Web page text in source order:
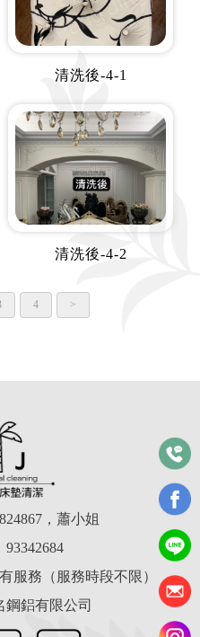
清洗後-4-1
清洗後-4-2
4 >
，蕭小姐
服務（服務時段不限）
鋁有限公司